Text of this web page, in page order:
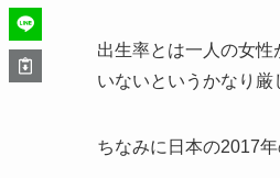
出生率とは一人の女
いないというかなり厳
ちなみに日本の2017